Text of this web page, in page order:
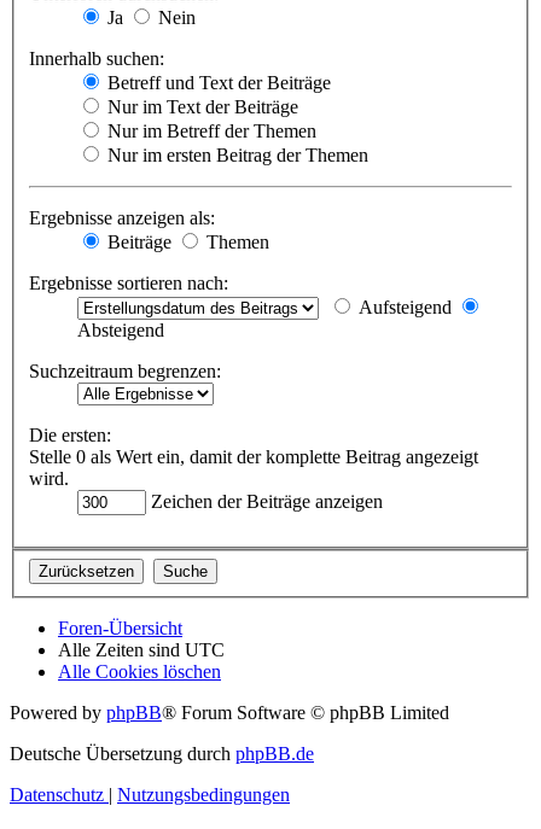
Ja
Nein
Innerhalb suchen:
Betreff und Text der Beiträge
Nur im Text der Beiträge
Nur im Betreff der Themen
Nur im ersten Beitrag der Themen
Ergebnisse anzeigen als:
Beiträge
Themen
Ergebnisse sortieren nach:
Aufsteigend
Absteigend
Suchzeitraum begrenzen:
Die ersten:
Stelle 0 als Wert ein, damit der komplette Beitrag angezeigt
wird.
Zeichen der Beiträge anzeigen
Foren-Übersicht
Alle Zeiten sind UTC
Alle Cookies löschen
Powered by phpBB® Forum Software © phpBB Limited
Deutsche Übersetzung durch phpBB.de
Datenschutz | Nutzungsbedingungen